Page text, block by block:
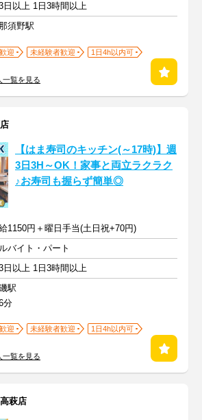
日以上 1日3時間以上
須野駅
迎 未経験者歓迎
1日4h以内可
一覧を見る
【はま寿司のキッチン(～17時)】週
3日3H～OK！家事と両立ラクラク
♪お寿司も握らず簡単◎
1150円＋曜日手当(土日祝+70円)
バイト・パート
日以上 1日3時間以上
駅
分
迎 未経験者歓迎
1日4h以内可
一覧を見る
萩店